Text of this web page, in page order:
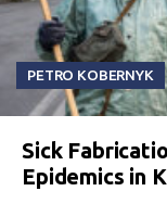
PETRO KOBERNYK
Sick
Epidemics in